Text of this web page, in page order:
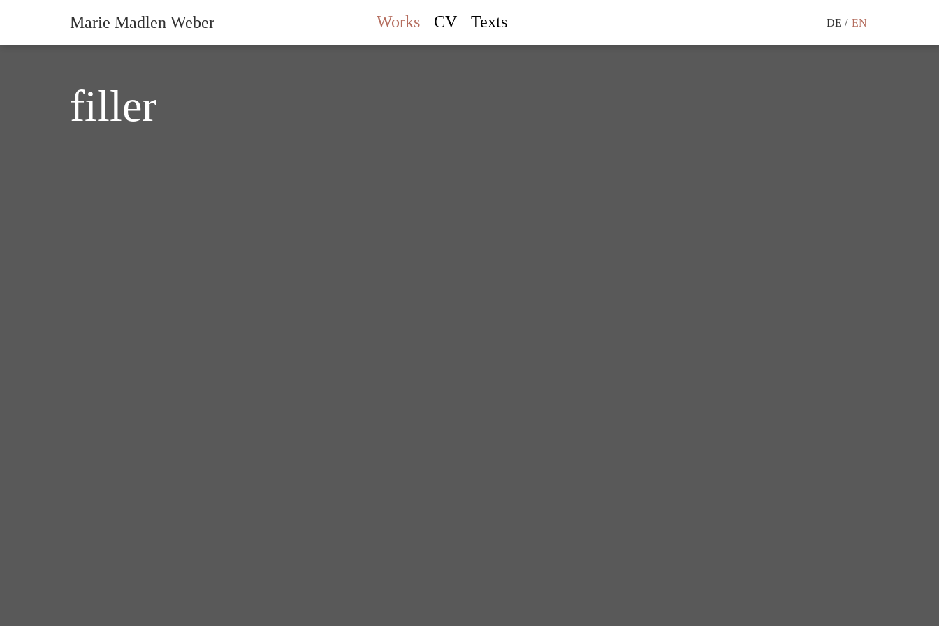
Marie Madlen Weber Works CV Texts DE EN
filler